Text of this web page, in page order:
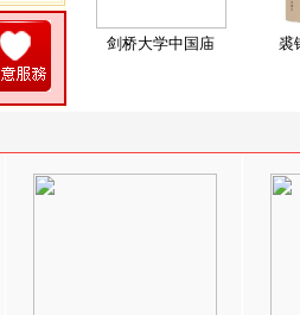
剑桥大学中国庙 裘